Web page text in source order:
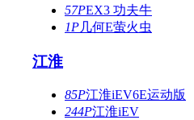
57PEX3 功夫牛
1P几何E萤火虫
江淮
85P江淮iEV6E运动版
244P江淮iEV